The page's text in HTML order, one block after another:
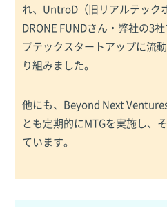
れ、UntroD（旧リアルテック
DRONE FUNDさん・弊社の3
プテックスタートアップに流
り組みました。
他にも、Beyond Next
とも定期的にMTGを実施し、
ています。